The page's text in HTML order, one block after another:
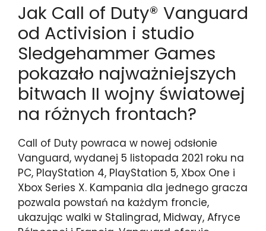
Jak Call of Duty® Vanguard
od Activision i studio
Sledgehammer Games
pokazało najważniejszych
bitwach II wojny światowej
na różnych frontach?
Call of Duty powraca w nowej odsłonie
Vanguard, wydanej 5 listopada 2021 roku na
PC, PlayStation 4, PlayStation 5, Xbox One i
Xbox Series X. Kampania dla jednego gracza
pozwala powstań na każdym froncie,
ukazując walki w Stalingrad, Midway, Afryce